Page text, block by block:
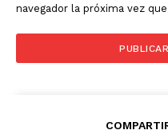
navegador la próxima vez